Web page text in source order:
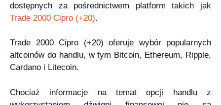
dostępnych za pośrednictwem platform takich jak
Trade 2000 Cipro (+20).
Trade 2000 Cipro (+20) oferuje wybór popularnych
altcoinów do handlu, w tym Bitcoin, Ethereum, Ripple,
Cardano i Litecoin.
Chociaż informacje na temat opcji handlu z